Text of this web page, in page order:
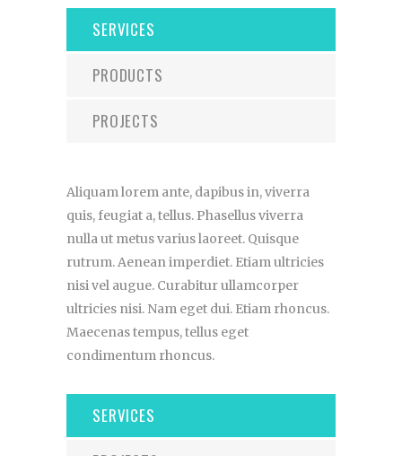
SERVICES
PRODUCTS
PROJECTS
Aliquam lorem ante, dapibus in, viverra
quis, feugiat a, tellus. Phasellus viverra
nulla ut metus varius laoreet. Quisque
rutrum. Aenean imperdiet. Etiam ultricies
nisi vel augue. Curabitur ullamcorper
ultricies nisi. Nam eget dui. Etiam rhoncus.
Maecenas tempus, tellus eget
condimentum rhoncus.
SERVICES